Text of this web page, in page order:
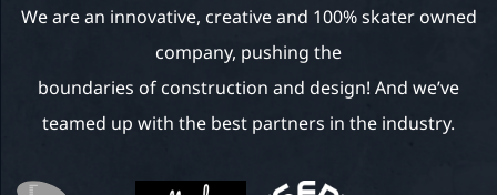
We are an innovative, creative and 100% skater owned
company, pushing the
boundaries of construction and design! And we’ve
teamed up with the best partners in the industry.